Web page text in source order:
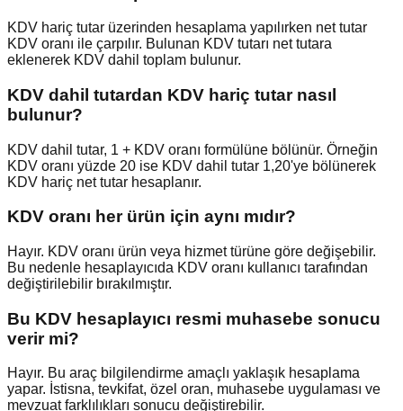
KDV hariç tutar üzerinden hesaplama yapılırken net tutar
KDV oranı ile çarpılır. Bulunan KDV tutarı net tutara
eklenerek KDV dahil toplam bulunur.
KDV dahil tutardan KDV hariç tutar nasıl
bulunur?
KDV dahil tutar, 1 + KDV oranı formülüne bölünür. Örneğin
KDV oranı yüzde 20 ise KDV dahil tutar 1,20'ye bölünerek
KDV hariç net tutar hesaplanır.
KDV oranı her ürün için aynı mıdır?
Hayır. KDV oranı ürün veya hizmet türüne göre değişebilir.
Bu nedenle hesaplayıcıda KDV oranı kullanıcı tarafından
değiştirilebilir bırakılmıştır.
Bu KDV hesaplayıcı resmi muhasebe sonucu
verir mi?
Hayır. Bu araç bilgilendirme amaçlı yaklaşık hesaplama
yapar. İstisna, tevkifat, özel oran, muhasebe uygulaması ve
mevzuat farklılıkları sonucu değiştirebilir.